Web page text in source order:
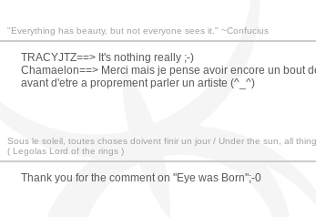
"Everything has beauty, but not everyone sees it." ~Confucius
TRACYJTZ==> It's nothing really ;-)
Chamaelon==> Merci mais je pense avoir encore un bout
avant d'etre a proprement parler un artiste (^_^)
Sous le soleil, toutes choses doivent finir un jour / Under the sun, all
( Legolas Lord of the rings )
Thank you for the comment on "Eye was Born";-0